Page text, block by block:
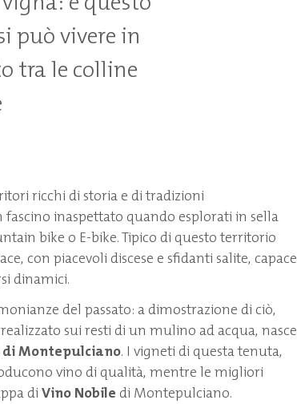
può vivere in
tra le colline
ricchi di storia e di tradizioni
inaspettato quando esplorati in sella
bike o E-bike. Tipico di questo territorio
con piacevoli discese e sfidanti salite, capace
dinamici.
del passato: a dimostrazione di ciò,
sui resti di un mulino ad acqua, nasce
di Montepulciano. I vigneti di questa tenuta,
vino di qualità, mentre le migliori
di Vino Nobile di Montepulciano.